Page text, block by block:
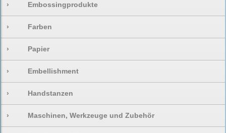
› Embossingprodukte
› Farben
› Papier
› Embellishment
› Handstanzen
› Maschinen, Werkzeuge und Zubehör